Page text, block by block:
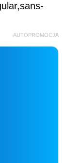
AUTOPROMOCJA